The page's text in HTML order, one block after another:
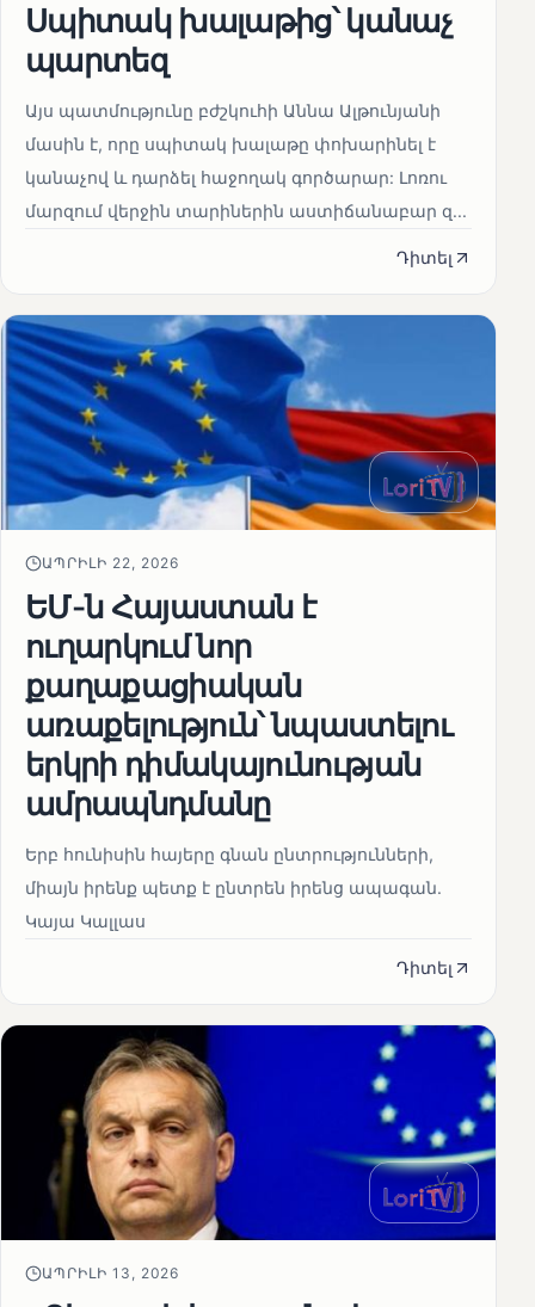
Սպիտակ խալաթից՝ կանաչ
պարտեզ
Այս պատմությունը բժշկուհի Աննա Ալթունյանի
մասին է, որը սպիտակ խալաթը փոխարինել է
կանաչով և դարձել հաջողակ գործարար: Լոռու
մարզում վերջին տարիներին աստիճանաբար զ...
Դիտել
ԱՊՐԻԼԻ 22, 2026
ԵՄ-ն Հայաստան է
ուղարկում նոր
քաղաքացիական
առաքելություն՝ նպաստելու
երկրի դիմակայունության
ամրապնդմանը
Երբ հունիսին հայերը գնան ընտրությունների,
միայն իրենք պետք է ընտրեն իրենց ապագան.
Կայա Կալլաս
Դիտել
ԱՊՐԻԼԻ 13, 2026